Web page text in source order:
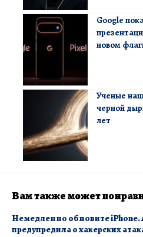
Google
новом
Ученые
черной
лет
Вам также может
Немедленно обновите iPhone.
предупредила о хакерских